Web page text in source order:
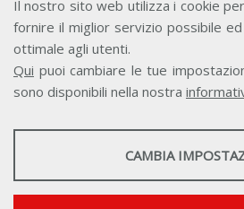
Il nostro sito web utilizza i cookie
fornire il miglior servizio possibile
ottimale agli utenti.
Qui puoi cambiare le tue
sono disponibili nella nostra
STATISTICHE
CAMBIA
Accesso Aderenti
Accesso Consulta
Accesso Team
Contatti Privacy